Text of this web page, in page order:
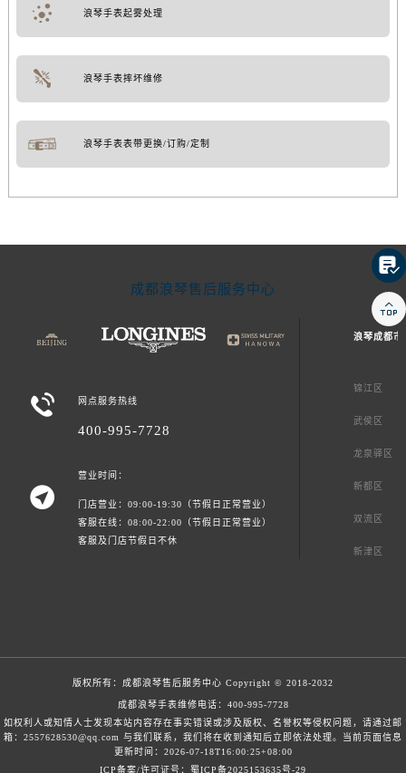
浪琴手表起雾处理
浪琴手表摔坏维修
浪琴手表表带更换/订购/定制
成都浪琴售后服务中心
 网点服务热线
400-995-7728

营业时间：
门店营业：09:00-19:30（节假日正常营业）
客服在线：08:00-22:00（节假日正常营业）
客服及门店节假日不休
浪琴成都市
锦江区
武侯区
龙泉驿区
新都区
双流区
新津区
版权所有： 成都浪琴售后服务中心 Copyright © 2018-2032
成都浪琴手表维修电话： 400-995-7728
如权利人或知情人士发现本站内容存在事实错误或涉及版权、名誉权等侵权问题，请通过邮
箱：2557628530@qq.com 与我们联系，我们将在收到通知后立即依法处理。当前页面信息
更新时间：2026-07-18T16:00:25+08:00
ICP备案/许可证号：蜀ICP备2025153635号-29

